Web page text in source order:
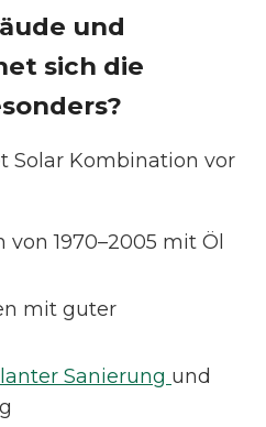
und
sich die
Solar Kombination vor
1970–2005 mit Öl
mit guter
Sanierung und